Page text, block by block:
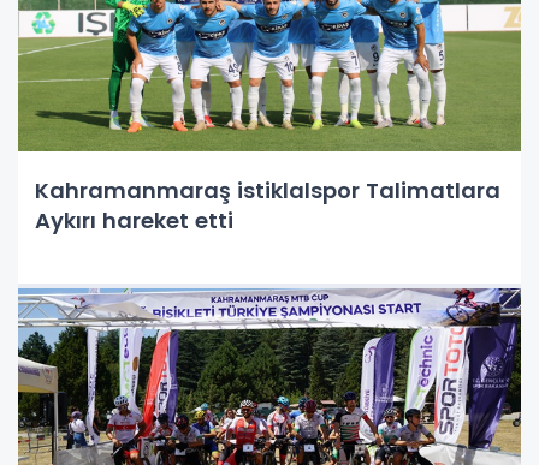
Kahramanmaraş istiklalspor Talimatlara
Aykırı hareket etti